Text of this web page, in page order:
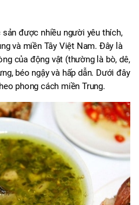
được nhiều người yêu thích,
và miền Tây Việt Nam. Đây là
của động vật (thường là bò, dê,
béo ngậy và hấp dẫn. Dưới đây
phong cách miền Trung.